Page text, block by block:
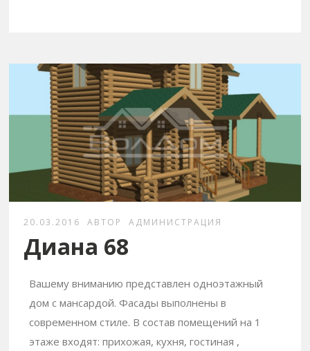
20.03.2016 АВТОР АДМИНИСТРАЦИЯ
Диана 68
Вашему вниманию представлен одноэтажный
дом с мансардой. Фасады выполнены в
современном стиле. В состав помещений на 1
этаже входят: прихожая, кухня, гостиная ,